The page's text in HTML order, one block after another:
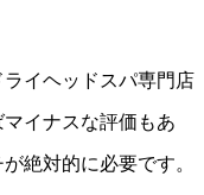
イヘッドスパ専門店
イナスな評価もあ
絶対的に必要です。